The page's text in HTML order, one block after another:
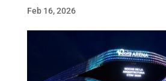
Feb 16, 2026